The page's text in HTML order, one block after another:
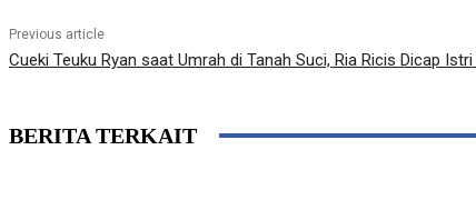
Previous article
Cueki Teuku Ryan saat Umrah di Tanah Suci, Ria Ricis Dicap
BERITA TERKAIT